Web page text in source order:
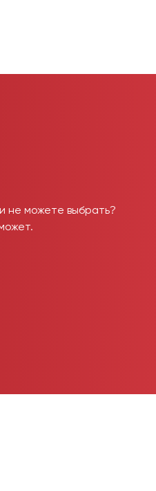
не можете выбрать?